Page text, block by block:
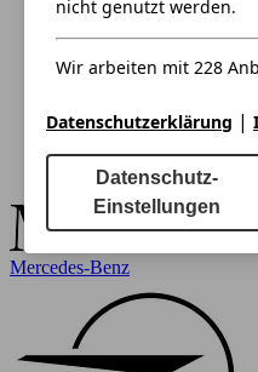
Mercedes-Benz
nicht genutzt werden.
Wir arbeiten mit 228
Datenschutzerklärung |
Datenschutz-
Einstellungen